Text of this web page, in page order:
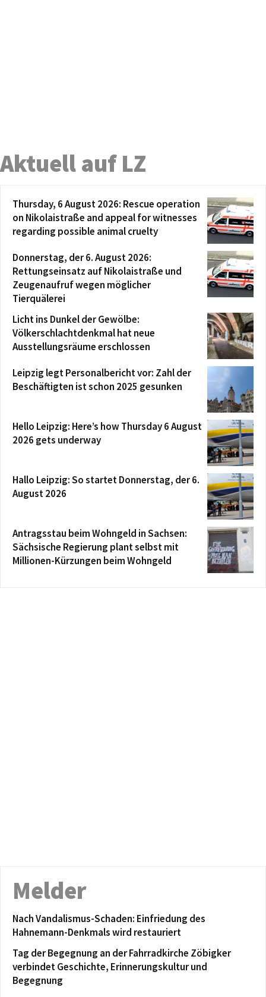
Aktuell auf LZ
Thursday, 6 August 2026: Rescue operation
on Nikolaistraße and appeal for witnesses
regarding possible animal cruelty
Donnerstag, der 6. August 2026:
Rettungseinsatz auf Nikolaistraße und
Zeugenaufruf wegen möglicher
Tierquälerei
Licht ins Dunkel der Gewölbe:
Völkerschlachtdenkmal hat neue
Ausstellungsräume erschlossen
Leipzig legt Personalbericht vor: Zahl der
Beschäftigten ist schon 2025 gesunken
Hello Leipzig: Here’s how Thursday 6 August
2026 gets underway
Hallo Leipzig: So startet Donnerstag, der 6.
August 2026
Antragsstau beim Wohngeld in Sachsen:
Sächsische Regierung plant selbst mit
Millionen-Kürzungen beim Wohngeld
Melder
Nach Vandalismus-Schaden: Einfriedung des
Hahnemann-Denkmals wird restauriert
Tag der Begegnung an der Fahrradkirche Zöbigker
verbindet Geschichte, Erinnerungskultur und
Begegnung